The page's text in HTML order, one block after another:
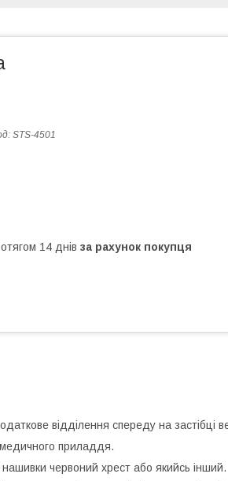
STS-4501
14 днів за рахунок покупця
відділення спереду на застібці
приладдя.
червоний хрест або якийсь інший.